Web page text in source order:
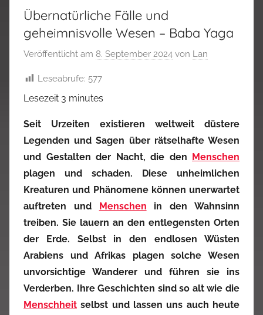
Übernatürliche Fälle und
geheimnisvolle Wesen – Baba Yaga
Veröffentlicht am 8. September 2024 von Lan
Leseabrufe: 577
Lesezeit 3 minutes
Seit Urzeiten existieren weltweit düstere
Legenden und Sagen über rätselhafte Wesen
und Gestalten der Nacht, die den
Menschen
plagen und schaden. Diese unheimlichen
Kreaturen und Phänomene können unerwartet
auftreten und
Menschen in den Wahnsinn
treiben. Sie lauern an den entlegensten Orten
der Erde. Selbst in den endlosen Wüsten
Arabiens und Afrikas plagen solche Wesen
unvorsichtige Wanderer und führen sie ins
Verderben. Ihre Geschichten sind so alt wie die
Menschheit selbst und lassen uns auch heute